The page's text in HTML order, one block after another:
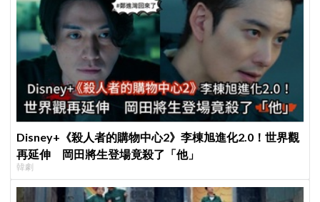
Disney+《殺人者的購物中心2》李棟旭進化2.0！世界觀
再延伸 岡田將生登場竟殺了「他」
韓劇